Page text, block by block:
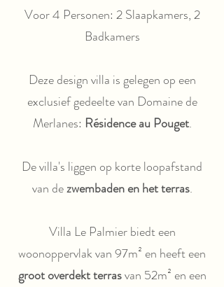
Voor 4 Personen: 2 Slaapkamers, 2
Badkamers
Deze design villa is gelegen op een
exclusief gedeelte van Domaine de
Merlanes: Résidence au Pouget.
De villa's liggen op korte loopafstand
van dezwembaden en het terras.
Villa Le Palmier biedt een
woonoppervlak van 97m² en heeft een
groot overdekt terrasvan 52m² en een